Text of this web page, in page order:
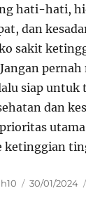
hati-hati,
dan
sakit
pernah
siap untuk
dan
ketinggian
Posted
30/01/2024